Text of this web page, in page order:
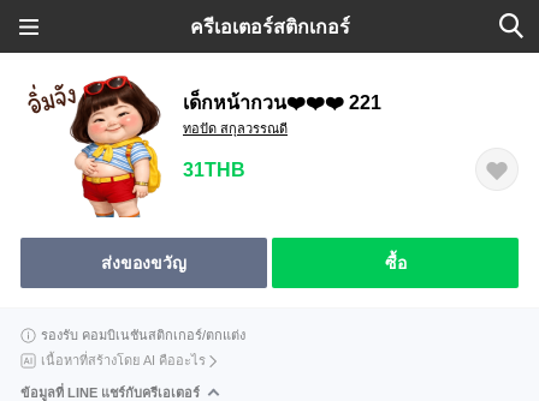
ครีเอเตอร์สติกเกอร์
เด็กหน้ากวน❤️❤️❤️ 221
ทอปัด สกุลวรรณดี
31THB
ส่งของขวัญ ซื้อ
รองรับ คอมบิเนชันสติกเกอร์/ตกแต่ง
เนื้อหาที่สร้างโดย AI คืออะไร
ข้อมูลที่ LINE แชร์กับครีเอเตอร์